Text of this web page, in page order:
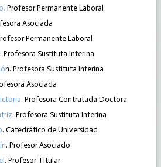
Profesor Permanente Laboral
Asociada
Permanente Laboral
. Profesora Sustituta Interina
n. Profesora Sustituta Interina
Asociada
Profesora Contratada Doctora
. Profesora Sustituta Interina
. Catedrático de Universidad
. Profesor Asociado
. Profesor Titular